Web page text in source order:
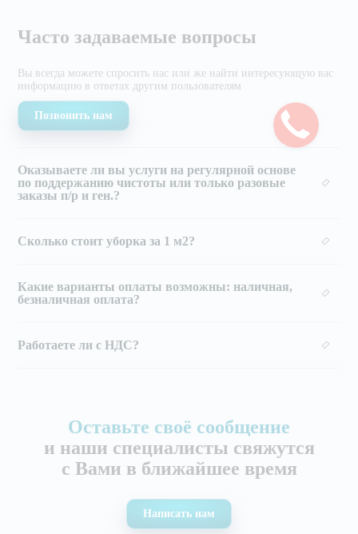
Часто задаваемые вопросы
Вы всегда можете спросить нас или же найти интересующую вас
информацию в ответах другим пользователям
Позвонить нам
Оказываете ли вы услуги на регулярной основе
по поддержанию чистоты или только разовые
заказы п/р и ген.?
Сколько стоит уборка за 1 м2?
Какие варианты оплаты возможны: наличная,
безналичная оплата?
Работаете ли с НДС?
Оставьте своё сообщение
и наши специалисты свяжутся
с Вами в ближайшее время
Написать нам